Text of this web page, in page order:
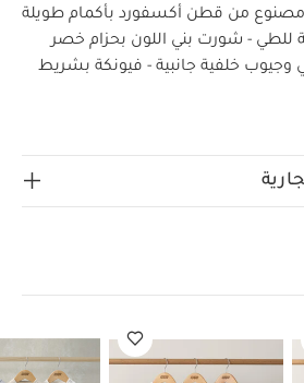
من قطن أكسفورد بأكمام طويلة
للطي - شورت بني اللون بحزام خصر
وجيوب خلفية جانبية - فيونكة بشريط
أيضا فيست وشورت مماثل بحزام
حرارة منخفضة
لا يُنظف تنظيفًا
منفصلة
يُغسل ويُكوى من